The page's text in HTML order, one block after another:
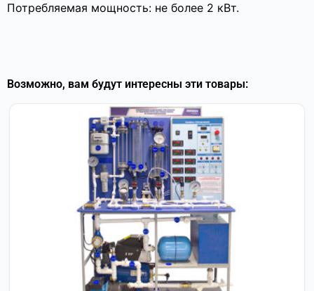
Потребляемая мощность: не более 2 кВт.
Возможно, вам будут интересны эти товары: